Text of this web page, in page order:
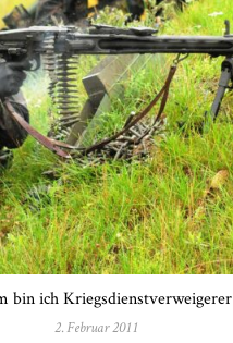
bin ich Kriegsdienstverweigerer
2. Februar 2011